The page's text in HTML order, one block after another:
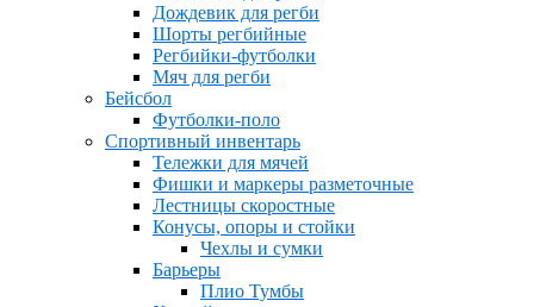
Дождевик для регби
Шорты регбийные
Регбийки-футболки
Мяч для регби
Бейсбол
Футболки-поло
Спортивный инвентарь
Тележки для мячей
Фишки и маркеры разметочные
Лестницы скоростные
Конусы, опоры и стойки
Чехлы и сумки
Барьеры
Плио Тумбы